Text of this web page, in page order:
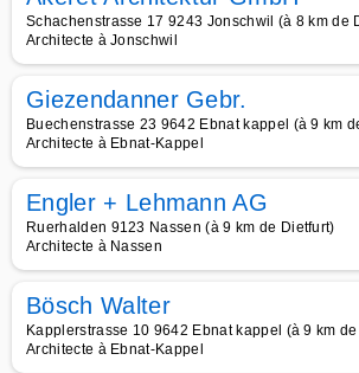
Schachenstrasse 17 9243 Jonschwil (à 8 km de
Architecte à Jonschwil
Giezendanner Gebr.
Buechenstrasse 23 9642 Ebnat kappel (à 9 km
Architecte à Ebnat-Kappel
Engler + Lehmann AG
Ruerhalden 9123 Nassen (à 9 km de Dietfurt)
Architecte à Nassen
Bösch Walter
Kapplerstrasse 10 9642 Ebnat kappel (à 9 km
Architecte à Ebnat-Kappel